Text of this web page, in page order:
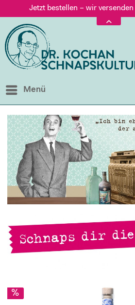
Jetzt bestellen – wir
Versand nur 5,60 €, gratis ab
Jetzt bestellen – wir versenden
Menü